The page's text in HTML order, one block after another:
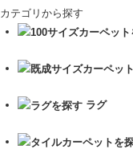
カテゴリから探す
ラグ